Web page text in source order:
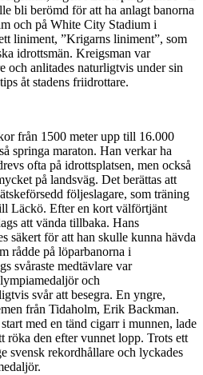
bli berömd för att ha anlagt banorna
och på White City Stadium i
liniment, ”Krigarns liniment”, som
idrottsmän. Kreigsman var
och anlitades naturligtvis under sin
åt stadens friidrottare.
från 1500 meter upp till 16.000
springa maraton. Han verkar ha
ofta på idrottsplatsen, men också
på landsväg. Det berättas att
följeslagare, som träning
Läckö. Efter en kort välförtjänt
att vända tillbaka. Hans
säkert för att han skulle kunna hävda
rådde på löparbanorna i
svåraste medtävlare var
och
svår att besegra. En yngre,
från Tidaholm, Erik Backman.
med en tänd cigarr i munnen, lade
röka den efter vunnet lopp. Trots ett
svensk rekordhållare och lyckades